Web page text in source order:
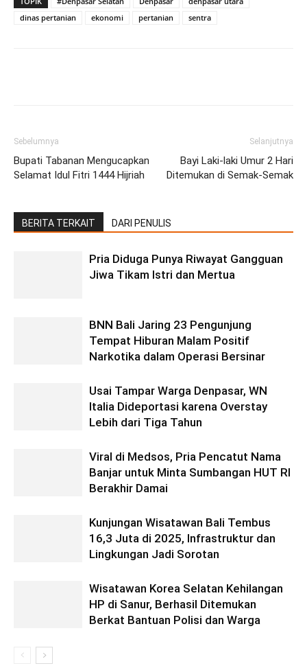
dinas pertanian
ekonomi pertanian sentra
Sebelumnya
Bupati Tabanan Mengucapkan
Selamat Idul Fitri 1444 Hijriah
Selanjutnya
Bayi Laki-laki Umur 2 Hari
Ditemukan di Semak-Semak
BERITA TERKAIT DARI PENULIS
Pria Diduga Punya Riwayat Gangguan
Jiwa Tikam Istri dan Mertua
BNN Bali Jaring 23 Pengunjung
Tempat Hiburan Malam Positif
Narkotika dalam Operasi Bersinar
Usai Tampar Warga Denpasar, WN
Italia Dideportasi karena Overstay
Lebih dari Tiga Tahun
Viral di Medsos, Pria Pencatut Nama
Banjar untuk Minta Sumbangan HUT RI
Berakhir Damai
Kunjungan Wisatawan Bali Tembus
16,3 Juta di 2025, Infrastruktur dan
Lingkungan Jadi Sorotan
Wisatawan Korea Selatan Kehilangan
HP di Sanur, Berhasil Ditemukan
Berkat Bantuan Polisi dan Warga